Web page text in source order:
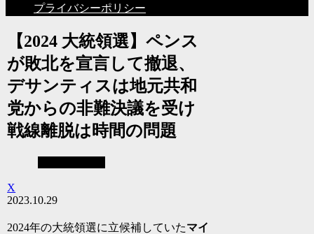
プライバシーポリシー
【2024 大統領選】ペンス
が敗北を宣言して撤退、
デサンティスは地元共和
党からの非難決議を受け
戦線離脱は時間の問題
X
2023.10.29
2024年の大統領選に立候補していたマイ